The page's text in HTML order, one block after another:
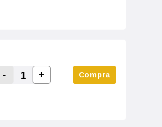
Decrease Quantity:
-
Increase Quantity:
+ Compra